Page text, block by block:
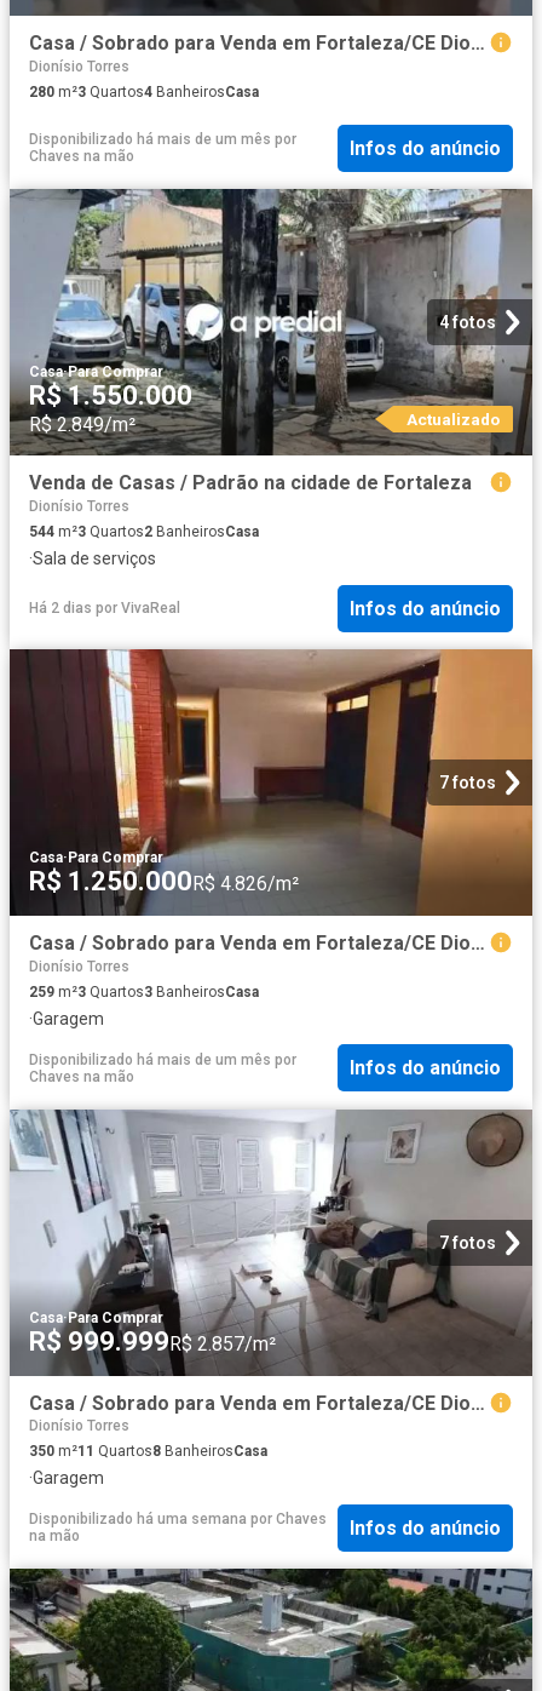
Casa / Sobrado para Venda em Fortaleza/CE Dionisio Torres 3 Quartos
Dionísio Torres
280 m²3 Quartos4 BanheirosCasa
Disponibilizado há mais de um mês por
Chaves na mão
Infos do anúncio
4 fotos
Casa·Para Comprar
R$ 1.550.000
R$ 2.849/m² Actualizado
Venda de Casas / Padrão na cidade de Fortaleza
Dionísio Torres
544 m²3 Quartos2 BanheirosCasa
·Sala de serviços
Há 2 dias por VivaReal Infos do anúncio
7 fotos
Casa· Para Comprar
R$ 1.250.000R$ 4.826/m²
Casa / Sobrado para Venda em Fortaleza/CE Dionisio Torres 3 Quartos
Dionísio Torres
259 m²3 Quartos3 BanheirosCasa
·Garagem
Disponibilizado há mais de um mês por
Chaves na mão
Infos do anúncio
7 fotos
Casa·Para Comprar
R$ 999.999R$ 2.857/m²
Casa / Sobrado para Venda em Fortaleza/CE Dionisio Torres 11 Quartos
Dionísio Torres
350 m²11 Quartos8 BanheirosCasa
·Garagem
Disponibilizado há uma semana por Chaves
na mão
Infos do anúncio